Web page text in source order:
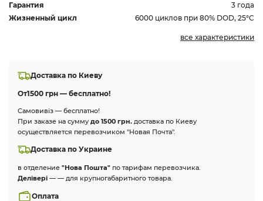
Гарантия
3 года
Жизненный цикл
6000 циклов при 80% DOD, 25°C
все характеристики
Доставка по Киеву
От1500 грн — бесплатно!
Самовивіз — бесплатно!
При заказе на сумму до 1500 грн. доставка по Киеву
осуществляется перевозчиком "Новая Почта".
Доставка по Украине
в отделение "Нова Пошта" по тарифам перевозчика.
Делівері — — для крупногабаритного товара.
Оплата